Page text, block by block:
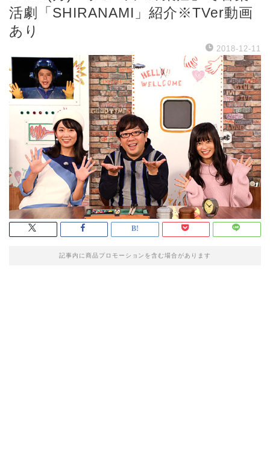
活劇「SHIRANAMI」紹介※TVer動画
あり
2018-12-11
記事内に商品プロモーションを含む場合があります